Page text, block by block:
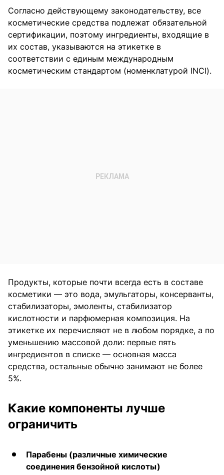
Согласно действующему законодательству, все
косметические средства подлежат обязательной
сертификации, поэтому ингредиенты, входящие в
их состав, указываются на этикетке в
соответствии с единым международным
косметическим стандартом (номенклатурой INCI).
Продукты, которые почти всегда есть в составе
косметики — это вода, эмульгаторы, консерванты,
стабилизаторы, эмоленты, стабилизатор
кислотности и парфюмерная композиция. На
этикетке их перечисляют не в любом порядке, а по
уменьшению массовой доли: первые пять
ингредиентов в списке — основная масса
средства, остальные обычно занимают не более
5%.
Какие компоненты лучше
ограничить
Парабены (различные химические
соединения бензойной кислоты)